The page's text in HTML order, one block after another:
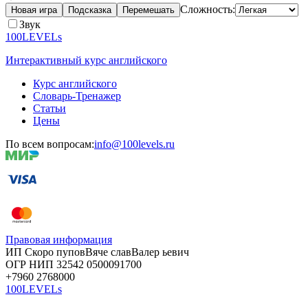
Новая игра Подсказка Перемешать Сложность:
Звук
100LEVELs
Интерактивный курс английского
Курс английского
Словарь-Тренажер
Статьи
Цены
По всем вопросам:info@100levels.ru
Правовая информация
ИП Скоро пуповВяче славВалер ьевич
ОГР НИП 32542 0500091700
+7960 2768000
100LEVELs